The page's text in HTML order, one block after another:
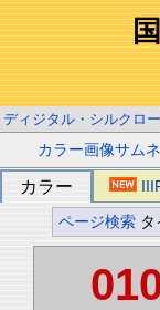
ディジタル・シルクロ
カラー画像サム
カラー
ページ検索 タ